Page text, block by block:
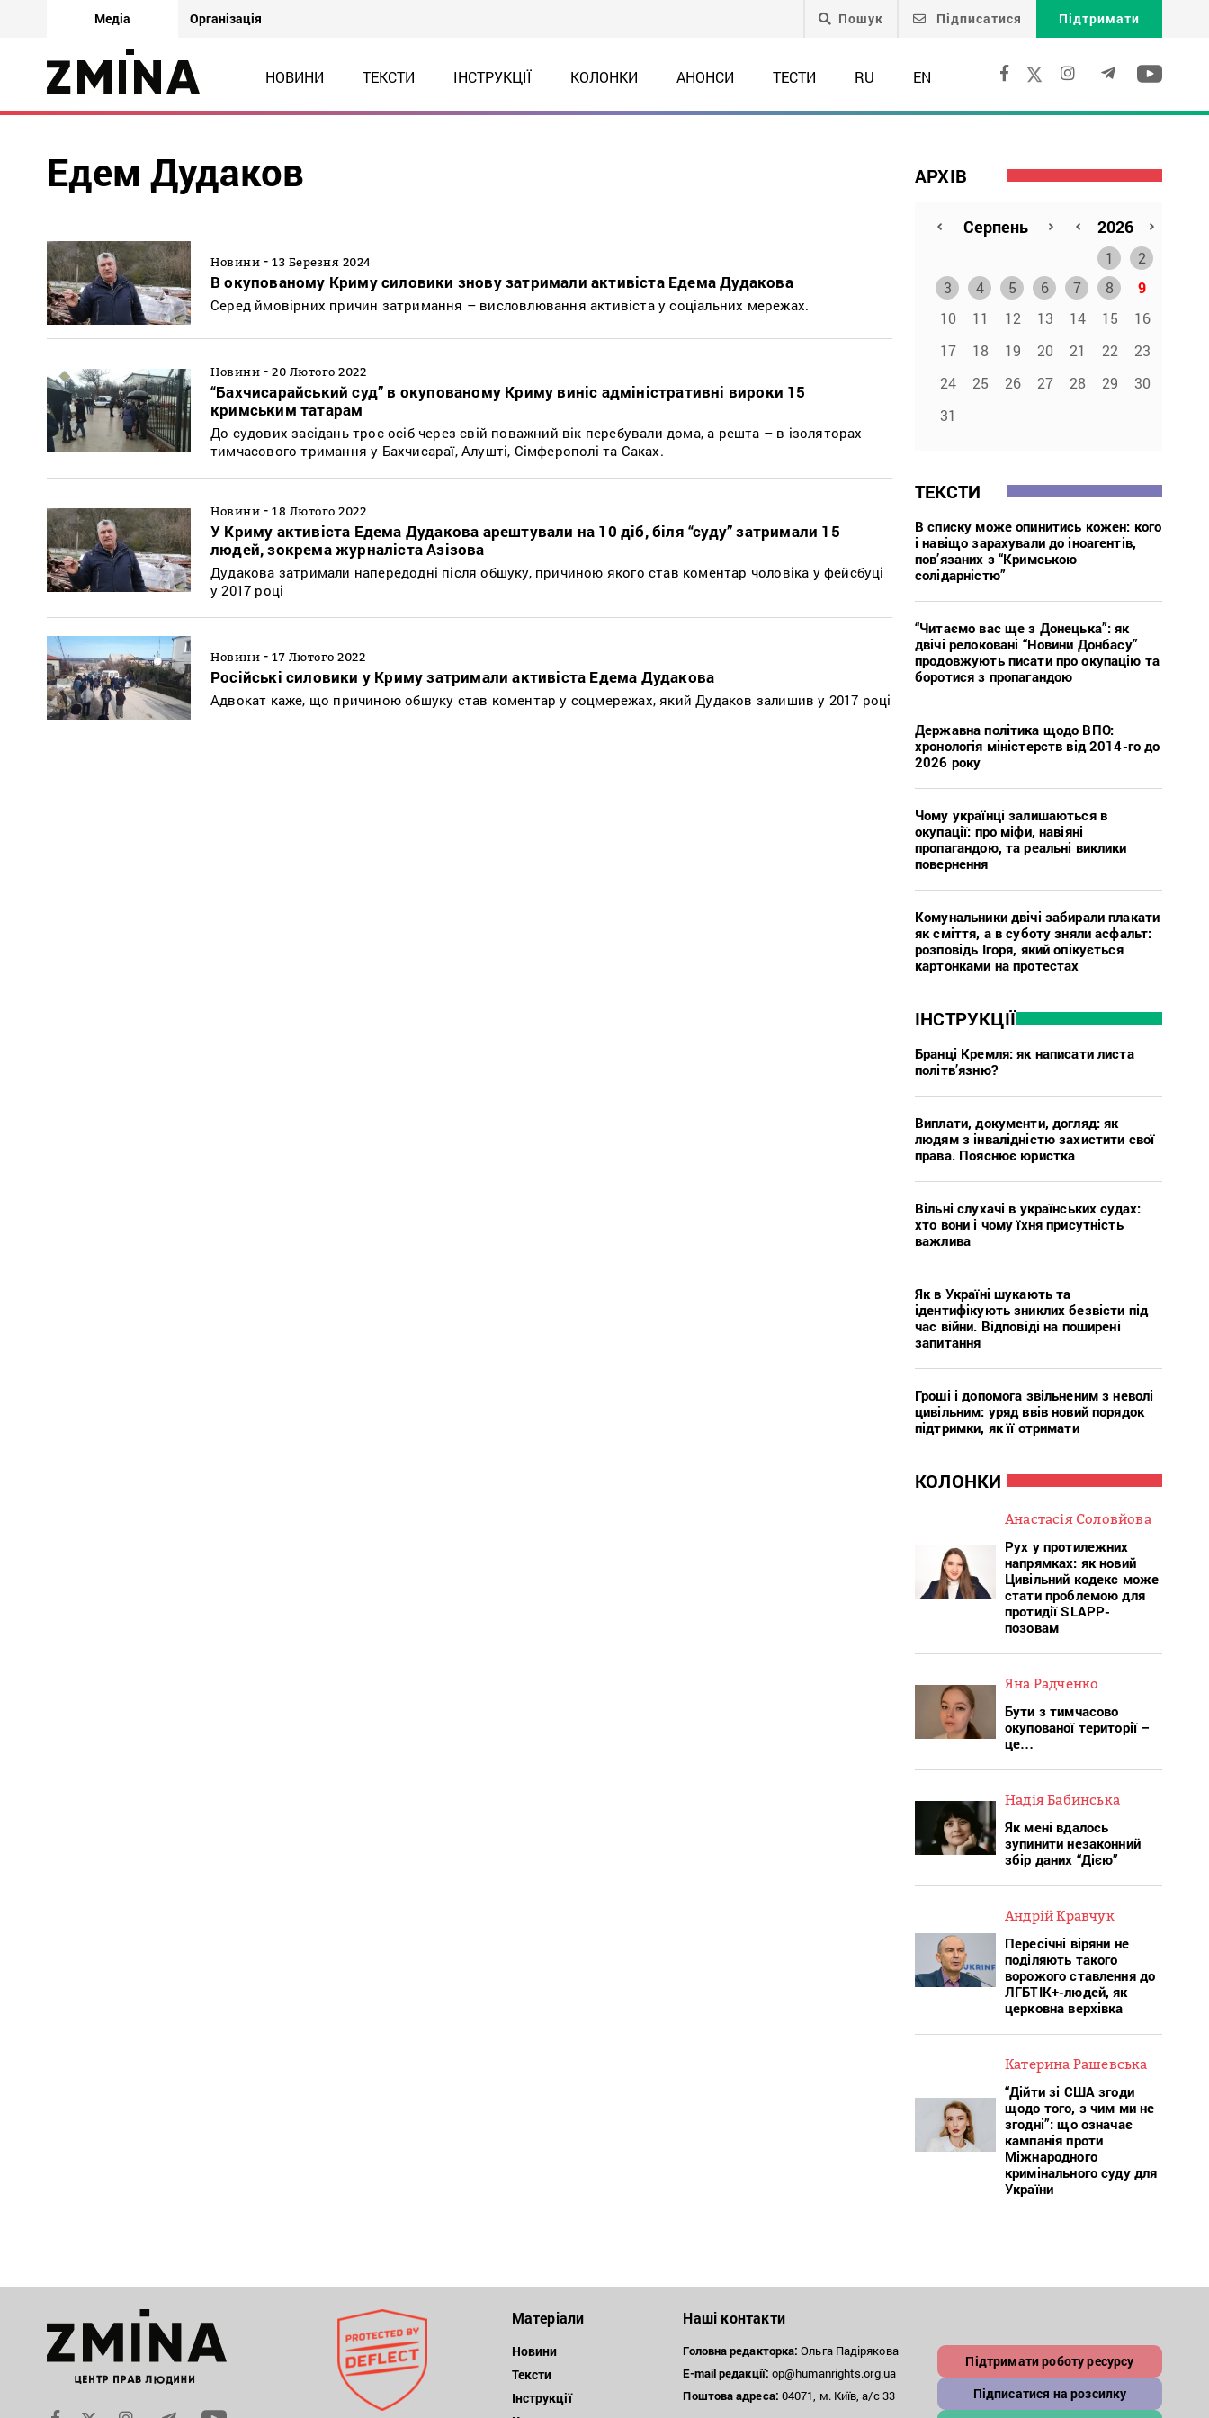
Медіа Організація Пошук Підписатися Підтримати
НОВИНИ ТЕКСТИ ІНСТРУКЦІЇ КОЛОНКИ АНОНСИ ТЕСТИ RU EN
Едем Дудаков
Новини - 13 Березня 2024
В окупованому Криму силовики знову затримали активіста Едема Дудакова
Серед ймовірних причин затримання – висловлювання активіста у соціальних мережах.
Новини - 20 Лютого 2022
“Бахчисарайський суд” в окупованому Криму виніс адміністративні вироки 15
кримським татарам
До судових засідань троє осіб через свій поважний вік перебували дома, а решта – в ізоляторах
тимчасового тримання у Бахчисараї, Алушті, Сімферополі та Саках.
Новини - 18 Лютого 2022
У Криму активіста Едема Дудакова арештували на 10 діб, біля “суду” затримали 15
людей, зокрема журналіста Азізова
Дудакова затримали напередодні після обшуку, причиною якого став коментар чоловіка у фейсбуці
у 2017 році
Новини - 17 Лютого 2022
Російські силовики у Криму затримали активіста Едема Дудакова
Адвокат каже, що причиною обшуку став коментар у соцмережах, який Дудаков залишив у 2017 році
АРХІВ
1
2
3
4 5 6 7 8
9
10
11 12 13 14 15
16
17
18 19 20 21 22
23
24
25 26 27 28 29
30
31
ТЕКСТИ
В списку може опинитись кожен: кого
і навіщо зарахували до іноагентів,
пов’язаних з “Кримською
солідарністю”
“Читаємо вас ще з Донецька”: як
двічі релоковані “Новини Донбасу”
продовжують писати про окупацію та
боротися з пропагандою
Державна політика щодо ВПО:
хронологія міністерств від 2014-го до
2026 року
Чому українці залишаються в
окупації: про міфи, навіяні
пропагандою, та реальні виклики
повернення
Комунальники двічі забирали плакати
як сміття, а в суботу зняли асфальт:
розповідь Ігоря, який опікується
картонками на протестах
ІНСТРУКЦІЇ
Бранці Кремля: як написати листа
політв’язню?
Виплати, документи, догляд: як
людям з інвалідністю захистити свої
права. Пояснює юристка
Вільні слухачі в українських судах:
хто вони і чому їхня присутність
важлива
Як в Україні шукають та
ідентифікують зниклих безвісти під
час війни. Відповіді на поширені
запитання
Гроші і допомога звільненим з неволі
цивільним: уряд ввів новий порядок
підтримки, як її отримати
КОЛОНКИ
Анастасія Соловйова
Рух у протилежних
напрямках: як новий
Цивільний кодекс може
стати проблемою для
протидії SLAPP-
позовам
Яна Радченко
Бути з тимчасово
окупованої території –
це…
Надія Бабинська
Як мені вдалось
зупинити незаконний
збір даних “Дією”
Андрій Кравчук
Пересічні віряни не
поділяють такого
ворожого ставлення до
ЛГБТІК+-людей, як
церковна верхівка
Катерина Рашевська
“Дійти зі США згоди
щодо того, з чим ми не
згодні”: що означає
кампанія проти
Міжнародного
кримінального суду для
України
Матеріали
Новини
Тексти
Інструкції
Наші контакти
Головна редакторка: Ольга Падірякова
E-mail редакції: op@humanrights.org.ua
Поштоваадреса: 04071, м. Київ, а/с 33
Підтримати роботу ресурсу
Підписатися на розсилку